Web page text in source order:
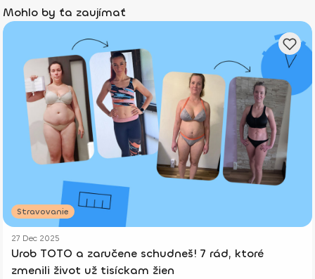
Mohlo by ťa zaujímať
Stravovanie
27 Dec 2025
Urob TOTO a zaručene schudneš! 7 rád, ktoré
zmenili život už tisíckam žien